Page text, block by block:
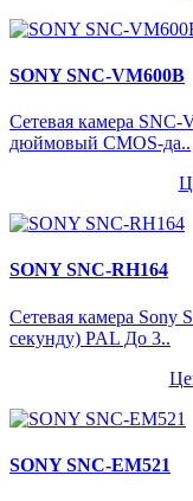
SONY SNC-VM600B
Сетевая камера
дюймовый CMOS-да..
SONY SNC-RH164
Сетевая камера Sony
секунду) PAL До 3..
SONY SNC-EM521